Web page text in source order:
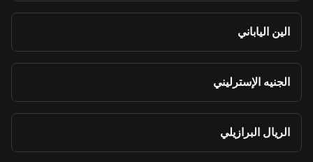
الين الياباني
الجنيه الإسترليني
الريال البرازيلي